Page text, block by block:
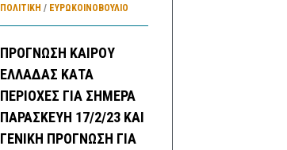
ΠΟΛΙΤΙΚΗ / ΕΥΡΩΚΟΙΝΟΒΟΥΛΙΟ
ΠΡΟΓΝΩΣΗ ΚΑΙΡΟΥ
ΕΛΛΑΔΑΣ ΚΑΤΑ
ΠΕΡΙΟΧΕΣ ΓΙΑ ΣΗΜΕΡΑ
ΠΑΡΑΣΚΕΥΗ 17/2/23 ΚΑΙ
ΓΕΝΙΚΗ ΠΡΟΓΝΩΣΗ ΓΙΑ